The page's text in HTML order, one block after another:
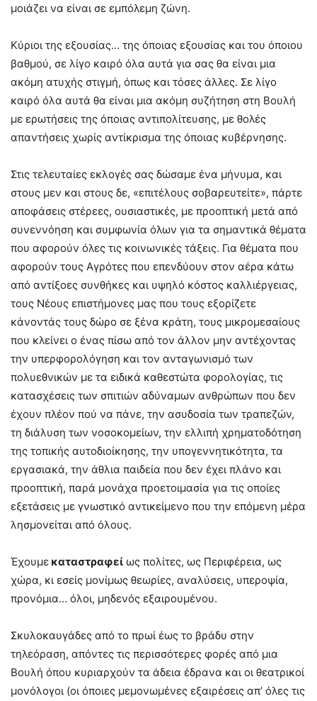
μοιάζει να είναι σε εμπόλεμη ζώνη.
Κύριοι της εξουσίας… της όποιας εξουσίας και του όποιου
βαθμού, σε λίγο καιρό όλα αυτά για σας θα είναι μια
ακόμη ατυχής στιγμή, όπως και τόσες άλλες. Σε λίγο
καιρό όλα αυτά θα είναι μια ακόμη συζήτηση στη Βουλή
με ερωτήσεις της όποιας αντιπολίτευσης, με θολές
απαντήσεις χωρίς αντίκρισμα της όποιας κυβέρνησης.
Στις τελευταίες εκλογές σας δώσαμε ένα μήνυμα, και
στους μεν και στους δε, «επιτέλους σοβαρευτείτε», πάρτε
αποφάσεις στέρεες, ουσιαστικές, με προοπτική μετά από
συνεννόηση και συμφωνία όλων για τα σημαντικά θέματα
που αφορούν όλες τις κοινωνικές τάξεις. Για θέματα που
αφορούν τους Αγρότες που επενδύουν στον αέρα κάτω
από αντίξοες συνθήκες και υψηλό κόστος καλλιέργειας,
τους Νέους επιστήμονες μας που τους εξορίζετε
κάνοντάς τους δώρο σε ξένα κράτη, τους μικρομεσαίους
που κλείνει ο ένας πίσω από τον άλλον μην αντέχοντας
την υπερφορολόγηση και τον ανταγωνισμό των
πολυεθνικών με τα ειδικά καθεστώτα φορολογίας, τις
κατασχέσεις των σπιτιών αδύναμων ανθρώπων που δεν
έχουν πλέον πού να πάνε, την ασυδοσία των τραπεζών,
τη διάλυση των νοσοκομείων, την ελλιπή χρηματοδότηση
της τοπικής αυτοδιοίκησης, την υπογεννητικότητα, τα
εργασιακά, την άθλια παιδεία που δεν έχει πλάνο και
προοπτική, παρά μονάχα προετοιμασία για τις οποίες
εξετάσεις με γνωστικό αντικείμενο που την επόμενη μέρα
λησμονείται από όλους.
Έχουμε καταστραφεί ως πολίτες, ως Περιφέρεια, ως
χώρα, κι εσείς μονίμως θεωρίες, αναλύσεις, υπεροψία,
προνόμια… όλοι, μηδενός εξαιρουμένου.
Σκυλοκαυγάδες από το πρωί έως το βράδυ στην
τηλεόραση, απόντες τις περισσότερες φορές από μια
Βουλή όπου κυριαρχούν τα άδεια έδρανα και οι θεατρικοί
μονόλογοι (οι όποιες μεμονωμένες εξαιρέσεις απ’ όλες τις